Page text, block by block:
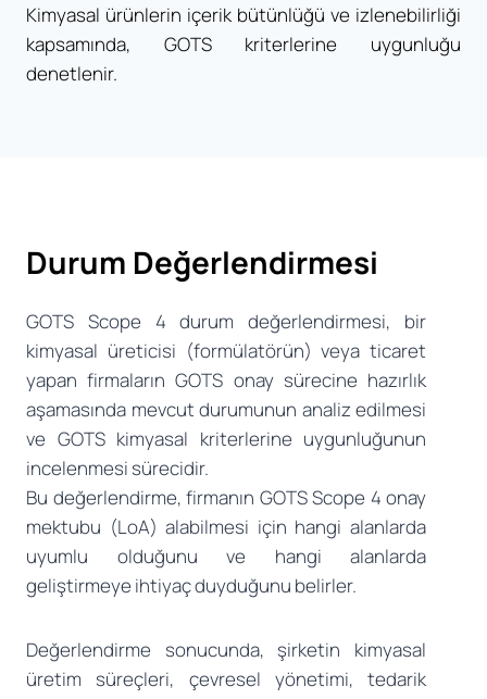
Kimyasal ürünlerin içerik bütünlüğü ve izlenebilirliği
kapsamında, GOTS kriterlerine uygunluğu
denetlenir.
Durum Değerlendirmesi
GOTS Scope 4 durum değerlendirmesi, bir
kimyasal üreticisi (formülatörün) veya ticaret
yapan firmaların GOTS onay sürecine hazırlık
aşamasında mevcut durumunun analiz edilmesi
ve GOTS kimyasal kriterlerine uygunluğunun
incelenmesi sürecidir.
Bu değerlendirme, firmanın GOTS Scope 4 onay
mektubu (LoA) alabilmesi için hangi alanlarda
uyumlu olduğunu ve hangi alanlarda
geliştirmeye ihtiyaç duyduğunu belirler.
Değerlendirme sonucunda, şirketin kimyasal
üretim süreçleri, çevresel yönetimi, tedarik